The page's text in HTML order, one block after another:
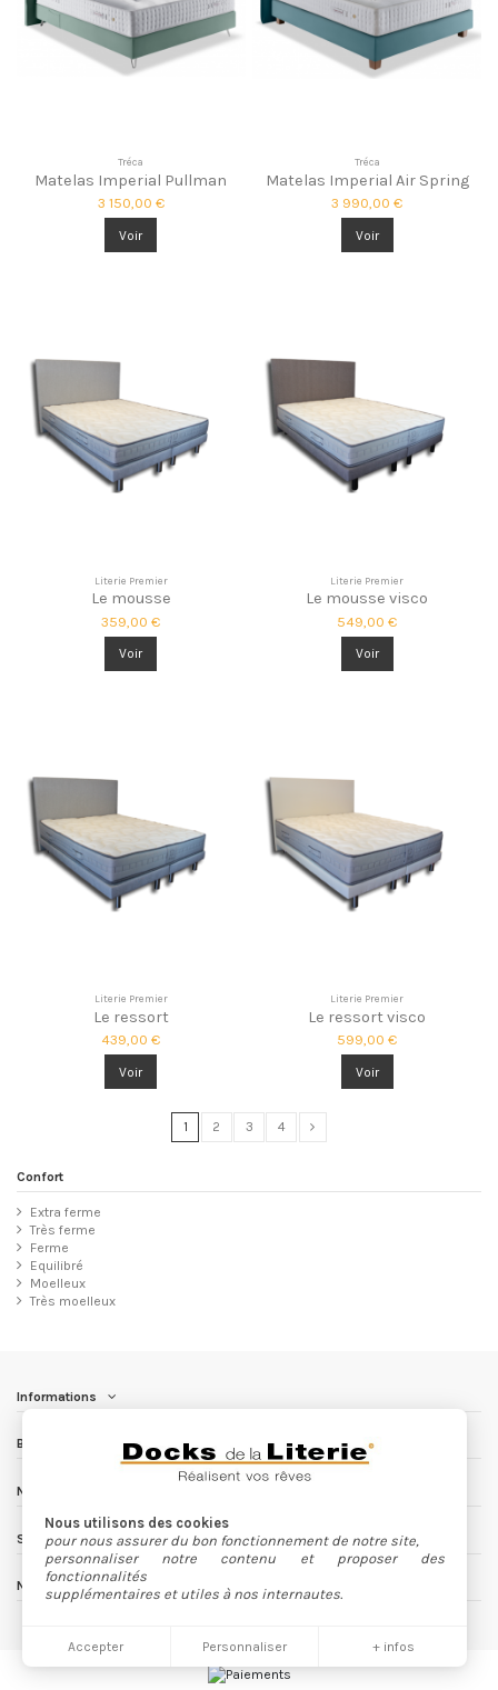
Tréca
Matelas Imperial Pullman
3 150,00 €
Voir
Tréca
Matelas Imperial Air Spring
3 990,00 €
Voir
Literie Premier
Le mousse
359,00 €
Voir
Literie Premier
Le mousse visco
549,00 €
Voir
Literie Premier
Le ressort
439,00 €
Voir
Literie Premier
Le ressort visco
599,00 €
Voir
1 2 3 4
Confort
Extra ferme
Très ferme
Ferme
Equilibré
Moelleux
Très moelleux
Informations
Besoin d'aide ?
Nous contacter
Nous utilisons des cookies
pour nous assurer du bon fonctionnement de notre site,
personnaliser notre contenu et proposer des
fonctionnalités
supplémentaires et utiles à nos internautes.
Accepter Personnaliser + infos
Suivez nous
Newsletter